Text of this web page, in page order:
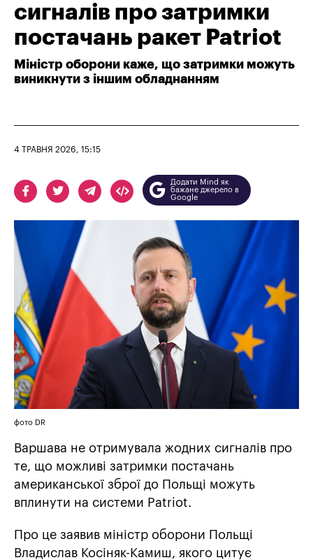
сигналів про затримки
постачань ракет Patriot
Міністр оборони каже, що затримки можуть
виникнути з іншим обладнанням
4 ТРАВНЯ 2026, 15:15
Додати Mind як
бажане джерело в
Google
фото DR
Варшава не отримувала жодних сигналів про
те, що можливі затримки постачань
американської зброї до Польщі можуть
вплинути на системи Patriot.
Про це заявив міністр оборони Польщі
Владислав Косіняк-Камиш, якого цитує